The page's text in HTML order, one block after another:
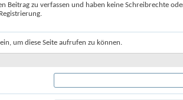
Beitrag zu verfassen und haben keine Schreibrechte
um diese Seite aufrufen zu können.